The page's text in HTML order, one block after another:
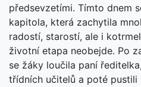
předsevzetími. Tímto dnem
kapitola, která zachytila
radostí, starostí, ale i
životní etapa neobejde. Po
se žáky loučila paní
třídních učitelů a poté pustili